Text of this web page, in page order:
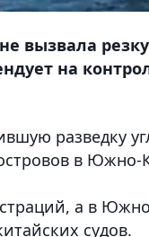
вызвала
на
разведку
в Южно-
а в
судов.